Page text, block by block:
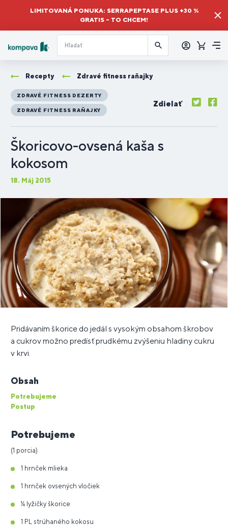
LIMITOVANÁ PONUKA: SERRAPEPTASE PLUS +30 %
GRATIS – TO CHCEM!
sa
Košík
Recepty Zdravé fitness raňajky
ZDRAVÉ FITNESS DEZERTY
ZDRAVÉ FITNESS RAŇAJKY
Zdielať
Škoricovo-ovsená kaša s
kokosom
18. Máj 2015
Pridávaním škorice do jedál s vysokým obsahom škrobov
a cukrov možno predísť prudkému zvýšeniu hladiny cukru
v krvi.
Obsah
Potrebujeme
Postup
Potrebujeme
(1 porcia)
1 hrnček mlieka
1 hrnček ovsených vločiek
¼ lyžičky škorice
1 PL strúhaného kokosu